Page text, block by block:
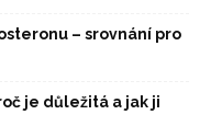
– srovnání pro
je důležitá a jak ji